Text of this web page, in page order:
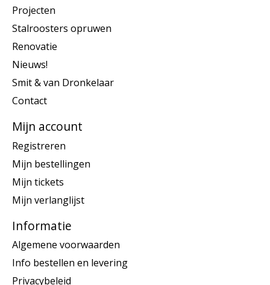
Projecten
Stalroosters opruwen
Renovatie
Nieuws!
Smit & van Dronkelaar
Contact
Mijn account
Registreren
Mijn bestellingen
Mijn tickets
Mijn verlanglijst
Informatie
Algemene voorwaarden
Info bestellen en levering
Privacybeleid